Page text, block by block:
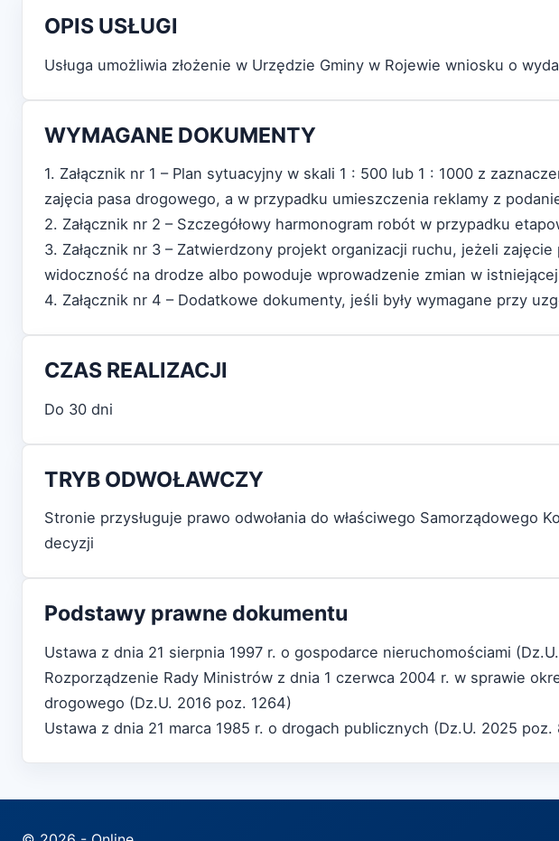
OPIS USŁUGI
Usługa umożliwia złożenie w Urzędzie Gminy w Rojewie wniosku o
WYMAGANE DOKUMENTY
1. Załącznik nr 1 – Plan sytuacyjny w skali 1 : 500 lub 1 : 1000 z
zajęcia pasa drogowego, a w przypadku umieszczenia reklamy z
2. Załącznik nr 2 – Szczegółowy harmonogram robót w przypadku
3. Załącznik nr 3 – Zatwierdzony projekt organizacji ruchu, jeżeli
widoczność na drodze albo powoduje wprowadzenie zmian w
4. Załącznik nr 4 – Dodatkowe dokumenty, jeśli były wymagane przy
CZAS REALIZACJI
Do 30 dni
TRYB ODWOŁAWCZY
Stronie przysługuje prawo odwołania do właściwego Samorządowego
decyzji
Podstawy prawne dokumentu
Ustawa z dnia 21 sierpnia 1997 r. o gospodarce nieruchomościami
Rozporządzenie Rady Ministrów z dnia 1 czerwca 2004 r. w sprawie
drogowego (Dz.U. 2016 poz. 1264)
Ustawa z dnia 21 marca 1985 r. o drogach publicznych (Dz.U. 2025 poz.